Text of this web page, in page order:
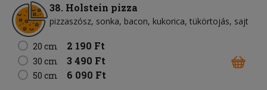
38. Holstein pizza
pizzaszósz sonka bacon kukorica tükörtojás sajt
20 cm 2 190 Ft
30 cm 3 490 Ft
50 cm 6 090 Ft